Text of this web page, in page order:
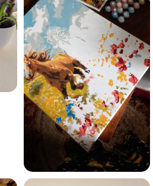
privaatsuspoliitikaga ja
TELLI